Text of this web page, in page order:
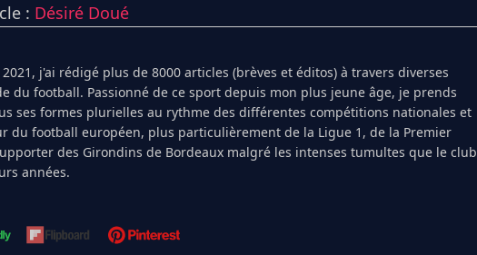
: Désiré Doué
j'ai rédigé plus de 8000 articles (brèves et éditos) à travers diverses
du football. Passionné de ce sport depuis mon plus jeune âge, je prends
ses formes plurielles au rythme des différentes compétitions nationales et
du football européen, plus particulièrement de la Ligue 1, de la Premier
des Girondins de Bordeaux malgré les intenses tumultes que le club
années.